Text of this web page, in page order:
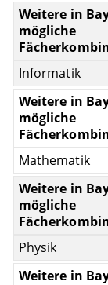
Informatik
Mathematik
Physik